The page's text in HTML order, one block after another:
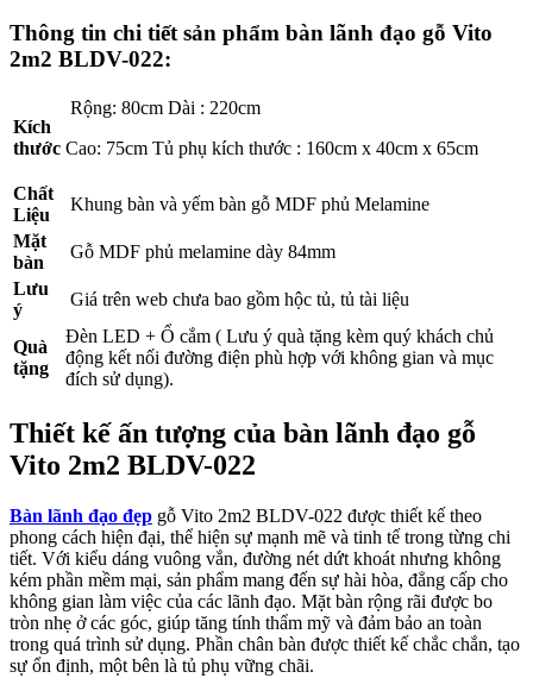
Thông tin chi tiết sản phẩm bàn lãnh đạo gỗ Vito
2m2 BLDV-022:
Kích
thước
Rộng: 80cm Dài : 220cm
Cao: 75cm Tủ phụ kích thước : 160cm x 40cm x 65cm
Chất
Liệu
Khung bàn và yếm bàn gỗ MDF phủ Melamine
Mặt
bàn
Gỗ MDF phủ melamine dày 84mm
Lưu
ý
Giá trên web chưa bao gồm hộc tủ, tủ tài liệu
Quà
tặng
Đèn LED + Ổ cắm ( Lưu ý quà tặng kèm quý khách chủ
động kết nối đường điện phù hợp với không gian và mục
đích sử dụng).
Thiết kế ấn tượng của bàn lãnh đạo gỗ
Vito 2m2 BLDV-022
Bàn lãnh đạo đẹp gỗ Vito 2m2 BLDV-022 được thiết kế theo
phong cách hiện đại, thể hiện sự mạnh mẽ và tinh tế trong từng chi
tiết. Với kiểu dáng vuông vắn, đường nét dứt khoát nhưng không
kém phần mềm mại, sản phẩm mang đến sự hài hòa, đẳng cấp cho
không gian làm việc của các lãnh đạo. Mặt bàn rộng rãi được bo
tròn nhẹ ở các góc, giúp tăng tính thẩm mỹ và đảm bảo an toàn
trong quá trình sử dụng. Phần chân bàn được thiết kế chắc chắn, tạo
sự ổn định, một bên là tủ phụ vững chãi.